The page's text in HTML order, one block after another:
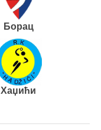
Борац
Хаџићи